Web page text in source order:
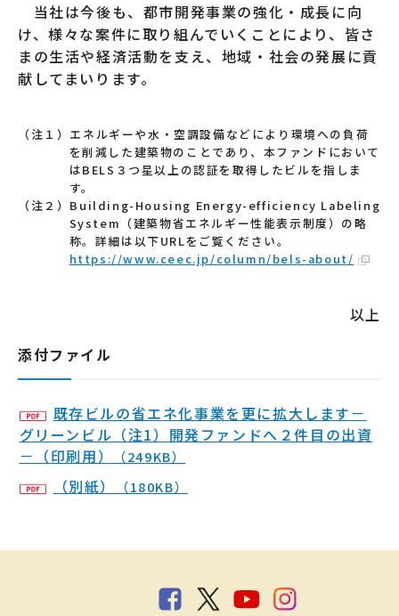
当社は今後も、都市開発事業の強化・成長に向
け、様々な案件に取り組んでいくことにより、皆さ
まの生活や経済活動を支え、地域・社会の発展に貢
献してまいります。
（注１）エネルギーや水・空調設備などにより環境への負荷
を削減した建築物のことであり、本ファンドにおいて
はBELS３つ星以上の認証を取得したビルを指しま
す。
（注２）Building-Housing Energy-efficiency Labeling
System（建築物省エネルギー性能表示制度）の略
称。詳細は以下URLをご覧ください。
https://www.ceec.jp/column/bels-about/
以上
添付ファイル
既存ビルの省エネ化事業を更に拡大します－
グリーンビル（注1）開発ファンドへ２件目の出資
－（印刷用）
（249KB）
（別紙） （180KB）